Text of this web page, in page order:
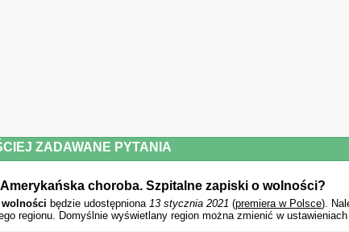
ZADAWANE PYTANIA
choroba. Szpitalne zapiski o wolności?
wolności będzie udostępniona 13 stycznia 2021 (premiera w Polsce).
regionu. Domyślnie wyświetlany region można zmienić w